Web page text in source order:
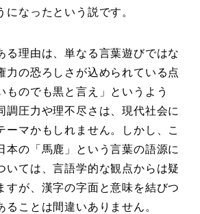
になったという説です。
る理由は、単なる言葉遊びではな
力の恐ろしさが込められている点
ものでも黒と言え」というよう
調圧力や理不尽さは、現代社会に
ーマかもしれません。しかし、こ
本の「馬鹿」という言葉の語源に
いては、言語学的な観点からは疑
すが、漢字の字面と意味を結びつ
ることは間違いありません。